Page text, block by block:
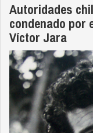
Autoridades
condenado por
Víctor Jara